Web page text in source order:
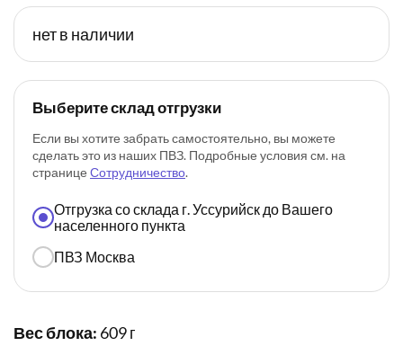
нет в наличии
Выберите склад отгрузки
Если вы хотите забрать самостоятельно, вы можете
сделать это из наших ПВЗ. Подробные условия см. на
странице Сотрудничество.
Отгрузка со склада г. Уссурийск до Вашего
населенного пункта
ПВЗ Москва
Вес блока: 609 г